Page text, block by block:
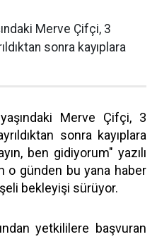
Merve Çifçi, 3
sonra kayıplara
Merve Çifçi, 3
sonra kayıplara
ben gidiyorum" yazılı
o günden bu yana haber
bekleyişi sürüyor.
yetkililere başvuran